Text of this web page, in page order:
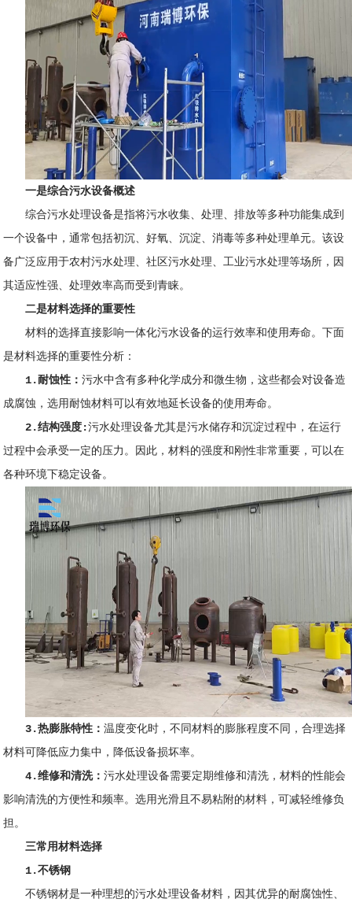
一是综合污水设备概述
综合污水处理设备是指将污水收集、处理、排放等多种功能集成到
一个设备中，通常包括初沉、好氧、沉淀、消毒等多种处理单元。该设
备广泛应用于农村污水处理、社区污水处理、工业污水处理等场所，因
其适应性强、处理效率高而受到青睐。
二是材料选择的重要性
材料的选择直接影响一体化污水设备的运行效率和使用寿命。下面
是材料选择的重要性分析：
1.耐蚀性：污水中含有多种化学成分和微生物，这些都会对设备造
成腐蚀，选用耐蚀材料可以有效地延长设备的使用寿命。
2.结构强度:污水处理设备尤其是污水储存和沉淀过程中，在运行
过程中会承受一定的压力。因此，材料的强度和刚性非常重要，可以在
各种环境下稳定设备。
3.热膨胀特性：温度变化时，不同材料的膨胀程度不同，合理选择
材料可降低应力集中，降低设备损坏率。
4.维修和清洗：污水处理设备需要定期维修和清洗，材料的性能会
影响清洗的方便性和频率。选用光滑且不易粘附的材料，可减轻维修负
担。
三常用材料选择
1.不锈钢
不锈钢材是一种理想的污水处理设备材料 ，因其优异的耐腐蚀性、